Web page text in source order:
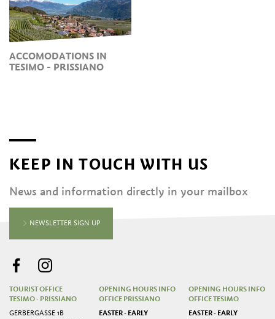
ACCOMODATIONS IN
TESIMO - PRISSIANO
KEEP IN TOUCH WITH US
News and information directly in your mailbox
NEWSLETTER SIGN UP
TOURIST OFFICE
TESIMO - PRISSIANO
GERBERGASSE 1B
OPENING HOURS INFO
OFFICE PRISSIANO
EASTER - EARLY
OPENING HOURS INFO
OFFICE TESIMO
EASTER - EARLY